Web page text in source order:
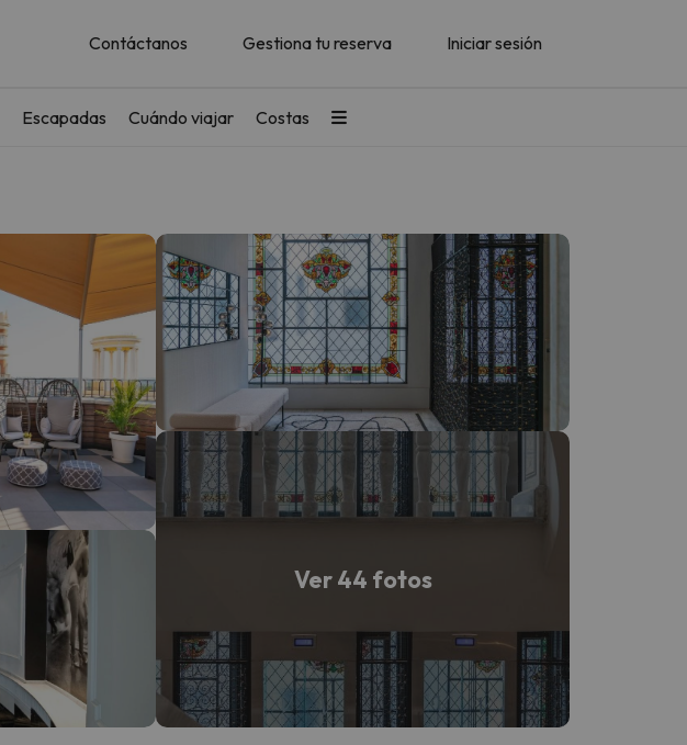
Contáctanos Gestiona tu reserva Iniciar sesión
Escapadas Cuándo viajar Costas
Ver 44 fotos